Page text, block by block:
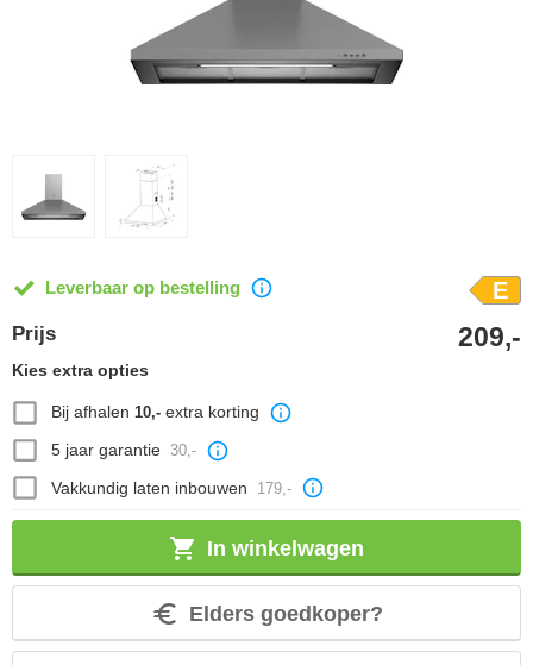
Leverbaar op bestelling E
Prijs 209,-
Kies extra opties
Bij afhalen 10,-extra korting
5 jaar garantie
30,-
Vakkundig laten inbouwen 179,-
In winkelwagen
Elders goedkoper?